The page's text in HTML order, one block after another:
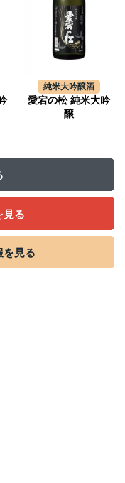
純米大吟醸酒
愛宕の松 純米大吟
醸
見る
見る